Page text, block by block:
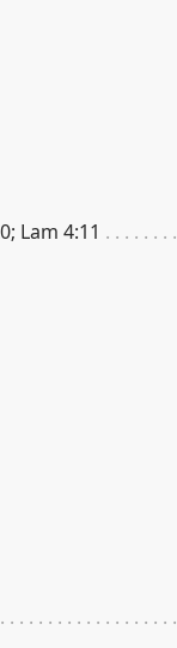
Lam 4:11